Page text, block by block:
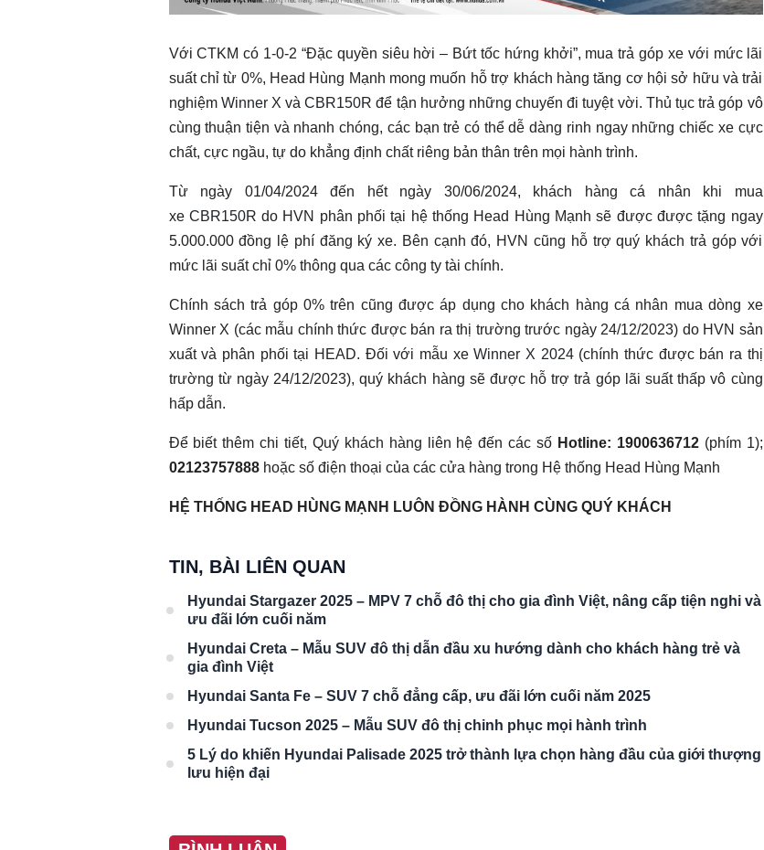
Với CTKM có 1-0-2 “Đặc quyền siêu hời – Bứt tốc hứng khởi”, mua trả góp xe với mức lãi
suất chỉ từ 0%, Head Hùng Mạnh mong muốn hỗ trợ khách hàng tăng cơ hội sở hữu và trải
nghiệm Winner X vàCBR150Rđể tận hưởng những chuyến đi tuyệt vời. Thủ tục trả góp vô
cùng thuận tiện và nhanh chóng, các bạn trẻ có thể dễ dàng rinh ngay những chiếc xe cực
chất, cực ngầu, tự do khẳng định chất riêng bản thân trên mọi hành trình.
Từ ngày 01/04/2024 đến hết ngày 30/06/2024, khách hàng cá nhân khi mua
xeCBR150R do HVN phân phối tại hệ thống Head Hùng Mạnh sẽ được được tặng ngay
5.000.000 đồng lệ phí đăng ký xe. Bên cạnh đó, HVN cũng hỗ trợ quý khách trả góp với
mức lãi suất chỉ 0% thông qua các công ty tài chính.
Chính sách trả góp 0% trên cũng được áp dụng cho khách hàng cá nhân mua dòng xe
Winner X (các mẫu chính thức được bán ra thị trường trước ngày 24/12/2023) do HVN sản
xuất và phân phối tại HEAD. Đối với mẫu xeWinner X 2024(chính thức được bán ra thị
trường từ ngày 24/12/2023), quý khách hàng sẽ được hỗ trợ trả góp lãi suất thấp vô cùng
hấp dẫn.
Để biết thêm chi tiết, Quý khách hàng liên hệ đến các số Hotline: 1900636712(phím 1);
02123757888hoặc số điện thoại của các cửa hàng trong Hệ thống Head Hùng Mạnh
HỆ THỐNG HEAD HÙNG MẠNH LUÔN ĐỒNG HÀNH CÙNG QUÝ KHÁCH
TIN, BÀI LIÊN QUAN
Hyundai Stargazer 2025 – MPV 7 chỗ đô thị cho gia đình Việt, nâng cấp tiện nghi và
ưu đãi lớn cuối năm
Hyundai Creta – Mẫu SUV đô thị dẫn đầu xu hướng dành cho khách hàng trẻ và
gia đình Việt
Hyundai Santa Fe – SUV 7 chỗ đẳng cấp, ưu đãi lớn cuối năm 2025
Hyundai Tucson 2025 – Mẫu SUV đô thị chinh phục mọi hành trình
5 Lý do khiến Hyundai Palisade 2025 trở thành lựa chọn hàng đầu của giới thượng
lưu hiện đại
Chào ngày mới 5/8/2026 Chào ngày mới 4/8/2026 Chào ngày mới 3/8/2026